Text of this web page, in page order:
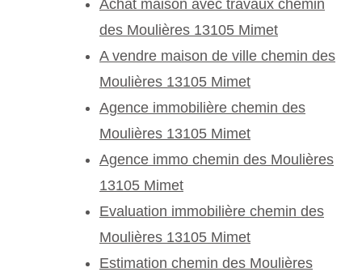
Achat maison avec travaux chemin
des Moulières 13105 Mimet
A vendre maison de ville chemin des
Moulières 13105 Mimet
Agence immobilière chemin des
Moulières 13105 Mimet
Agence immo chemin des Moulières
13105 Mimet
Evaluation immobilière chemin des
Moulières 13105 Mimet
Estimation chemin des Moulières